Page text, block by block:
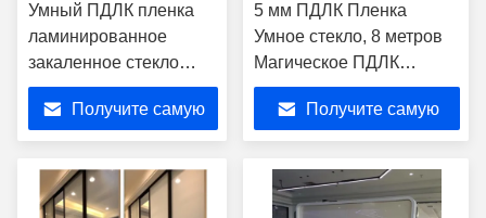
Умный ПДЛК пленка
ламинированное
закаленное стекло
переключается для
офисного здания
Получите самую
5 мм ПДЛК Пленка
Умное стекло, 8 метров
Магическое ПДЛК
Конфиденциальное
стекло Для мобильного
офиса
Получите самую